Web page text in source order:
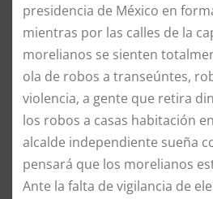
presidencia de México en
mientras por las calles de la
morelianos se sienten
ola de robos a transeúntes,
violencia, a gente que retira
los robos a casas habitación
alcalde independiente sueña
pensará que los morelianos
​Ante la falta de vigilancia de